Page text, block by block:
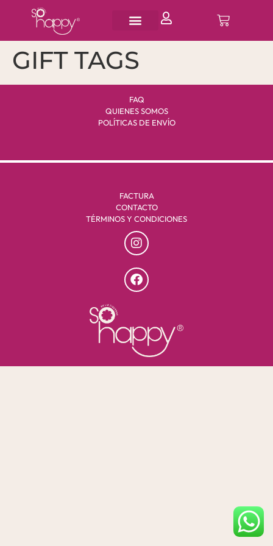
GIFT TAGS
FAQ
QUIENES SOMOS
POLÍTICAS DE ENVÍO
FACTURA
CONTACTO
TÉRMINOS Y CONDICIONES